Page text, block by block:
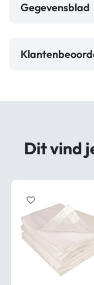
Gegevensblad
Dit vind
favorite_border